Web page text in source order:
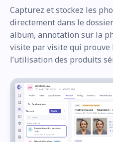
Capturez et stockez les
directement dans le
album, annotation sur la
visite par visite qui
l’utilisation des produits